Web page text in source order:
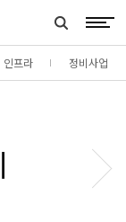
search
인프라 정비사업
다음페이